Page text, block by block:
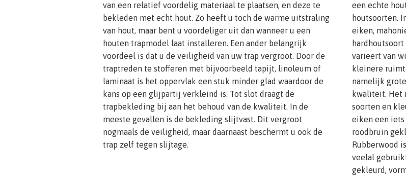
van een relatief voordelig materiaal te plaatsen, en deze te
bekleden met echt hout. Zo heeft u toch de warme uitstraling
van hout, maar bent u voordeliger uit dan wanneer u een
houten trapmodel laat installeren. Een ander belangrijk
voordeel is dat u de veiligheid van uw trap vergroot. Door de
traptreden te stofferen met bijvoorbeeld tapijt, linoleum of
laminaat is het oppervlak een stuk minder glad waardoor de
kans op een glijpartij verkleind is. Tot slot draagt de
trapbekleding bij aan het behoud van de kwaliteit. In de
meeste gevallen is de bekleding slijtvast. Dit vergroot
nogmaals de veiligheid, maar daarnaast beschermt u ook de
trap zelf tegen slijtage.
een echte
houtsoorten.
eiken,
varieert van
kleinere
namelijk
kwaliteit. Het
soorten en
eiken een
roodbruin
Rubberwood
veelal
gekleurd,